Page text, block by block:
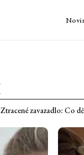
zavazadlo: Co
20 důkazů, že léto